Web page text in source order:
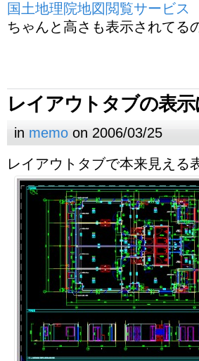
国土地理院地図閲覧サービス
ちゃんと高さも表示されてる
レイアウトタブの表
in memo on 2006/03/25
レイアウトタブで本来見える